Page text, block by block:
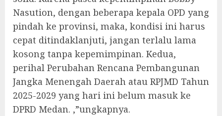
Nasution, dengan beberapa kepala OPD yang
pindah ke provinsi, maka, kondisi ini harus
cepat ditindaklanjuti, jangan terlalu lama
kosong tanpa kepemimpinan. Kedua,
perihal Perubahan Rencana Pembangunan
Jangka Menengah Daerah atau RPJMD Tahun
2025-2029 yang hari ini belum masuk ke
DPRD Medan. ,”ungkapnya.